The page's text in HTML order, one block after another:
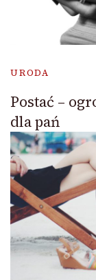
URODA
Postać –
dla pań